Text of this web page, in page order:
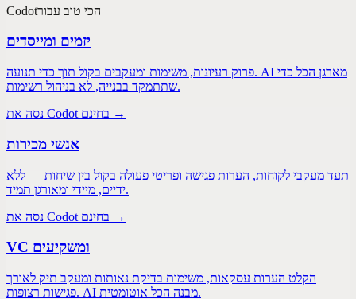
Codotהכי טוב עבור
יזמים ומייסדים
פרוק רעיונות, משימות ומעקבים בקול תוך כדי תנועה. AI מארגן הכל כדי
שתתמקד בבנייה, לא בניהול רשימות.
נסה את Codot בחינם →
אנשי מכירות
תעד מעקבי לקוחות, הערות פגישה ופריטי פעולה בקול בין שיחות — ללא
ידיים, מיידי ומאורגן תמיד.
נסה את Codot בחינם →
VC ומשקיעים
הקלט הערות עסקאות, משימות בדיקת נאותות ומעקב תיק לאורך
פגישות רצופות. AI מבנה הכל אוטומטית.